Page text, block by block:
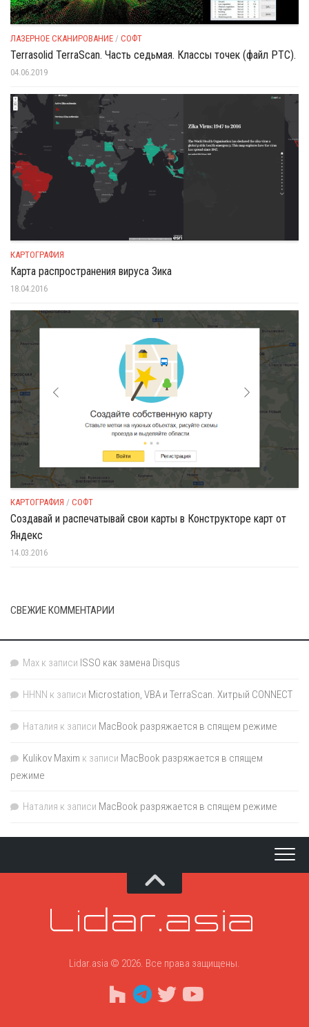
ЛАЗЕРНОЕ СКАНИРОВАНИЕ / СОФТ
Terrasolid TerraScan. Часть седьмая. Классы точек (файл PTC).
04.06.2019
КАРТОГРАФИЯ
Карта распространения вируса Зика
18.04.2016
КАРТОГРАФИЯ / СОФТ
Создавай и распечатывай свои карты в Конструкторе карт от
Яндекс
14.03.2016
СВЕЖИЕ КОММЕНТАРИИ
Max к записи ISSO как замена Disqus
HHNN к записи Microstation, VBA и TerraScan. Хитрый CONNECT
Наталия к записи MacBook разряжается в спящем режиме
Kulikov Maxim к записи MacBook разряжается в спящем
режиме
Наталия к записи MacBook разряжается в спящем режиме
Lidar.asia © 2026. Все права защищены.